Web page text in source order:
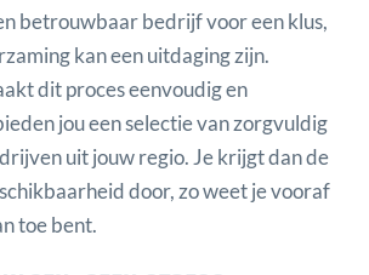
betrouwbaar bedrijf voor een klus,
kan een uitdaging zijn.
dit proces eenvoudig en
jou een selectie van zorgvuldig
uit jouw regio. Je krijgt dan de
door, zo weet je vooraf
toe bent.